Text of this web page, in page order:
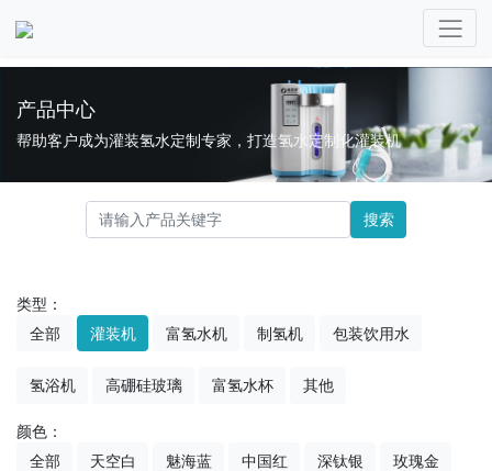
产品中心
帮助客户成为灌装氢水定制专家，打造氢水定制化灌装机
搜索
类型：
全部
灌装机 富氢水机 制氢机 包装饮用水
氢浴机 高硼硅玻璃 富氢水杯 其他
颜色：
全部
天空白 魅海蓝 中国红 深钛银 玫瑰金